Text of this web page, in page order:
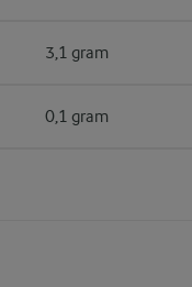
3,1 gram
0,1 gram